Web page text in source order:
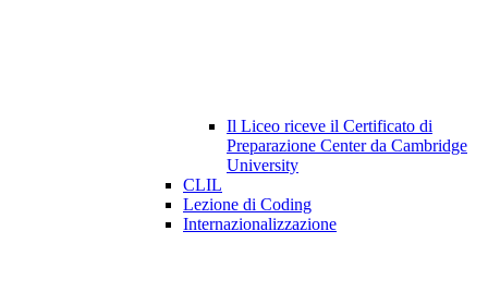
Il Liceo riceve il Certificato di
Preparazione Center da Cambridge
University
CLIL
Lezione di Coding
Internazionalizzazione